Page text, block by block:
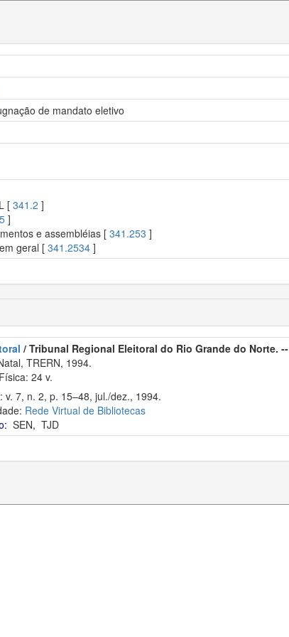
de mandato eletivo
[ 341.2 ]
]
e assembléias [ 341.253 ]
geral [341.2534 ]
/ Tribunal Regional Eleitoral do Rio Grande do Norte. --
TRERN, 1994.
24 v.
v. 7, n. 2, p. 15–48, jul./dez., 1994.
Rede Virtual de Bibliotecas
SEN, TJD